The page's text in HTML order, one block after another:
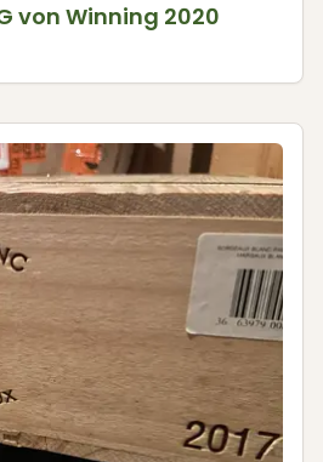
von Winning 2020